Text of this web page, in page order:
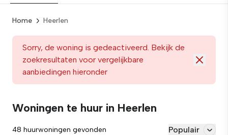
Home Heerlen
Sorry, de woning is gedeactiveerd. Bekijk de
zoekresultaten voor vergelijkbare
aanbiedingen hieronder
Woningen te huur in Heerlen
48 huurwoningen gevonden Populair